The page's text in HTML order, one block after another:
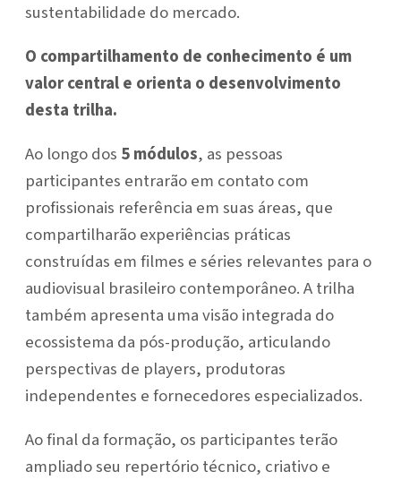
sustentabilidade do mercado.
O compartilhamento de conhecimento é um
valor central e orienta o desenvolvimento
desta trilha.
Ao longo dos 5 módulos, as pessoas
participantes entrarão em contato com
profissionais referência em suas áreas, que
compartilharão experiências práticas
construídas em filmes e séries relevantes para o
audiovisual brasileiro contemporâneo. A trilha
também apresenta uma visão integrada do
ecossistema da pós-produção, articulando
perspectivas de players, produtoras
independentes e fornecedores especializados.
Ao final da formação, os participantes terão
ampliado seu repertório técnico, criativo e